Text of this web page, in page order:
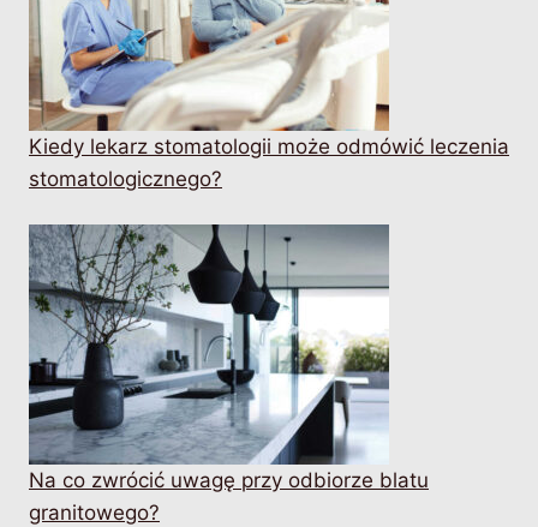
Kiedy lekarz stomatologii może odmówić leczenia
stomatologicznego?
Na co zwrócić uwagę przy odbiorze blatu
granitowego?